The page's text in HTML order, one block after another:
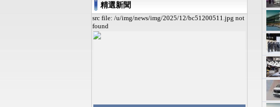
精選新聞
src file: /u/img/news/img/2025/12/bc51200511.jpg not
found